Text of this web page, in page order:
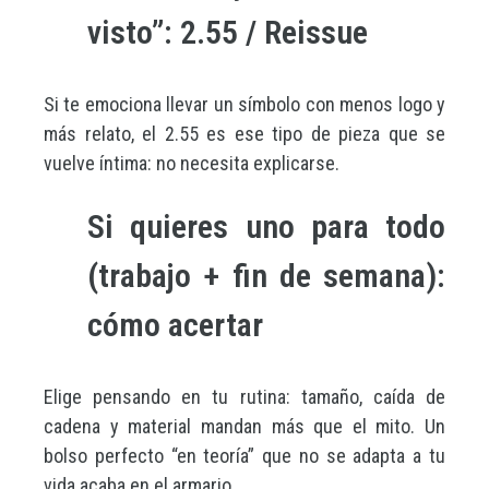
visto”: 2.55 / Reissue
Si te emociona llevar un símbolo con menos logo y
más relato, el 2.55 es ese tipo de pieza que se
vuelve íntima: no necesita explicarse.
Si quieres uno para todo
(trabajo + fin de semana):
cómo acertar
Elige pensando en tu rutina: tamaño, caída de
cadena y material mandan más que el mito. Un
bolso perfecto “en teoría” que no se adapta a tu